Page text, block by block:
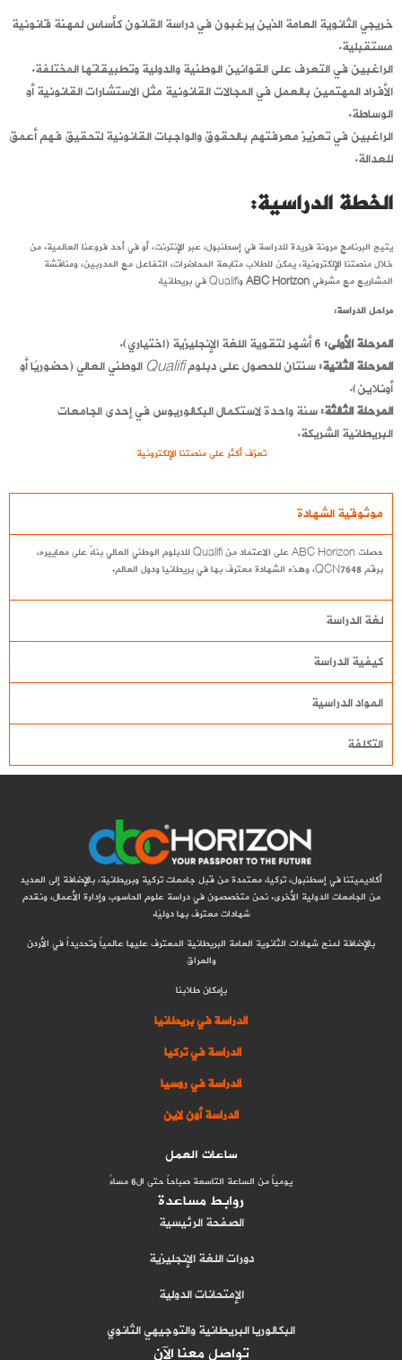
خريجي الثانوية العامة الذين يرغبون في دراسة القانون كأساس لمهنة قانونية
مستقبلية.
الراغبين في التعرف على القوانين الوطنية والدولية وتطبيقاتها المختلفة.
الأفراد المهتمين بالعمل في المجالات القانونية مثل الاستشارات القانونية أو
الوساطة.
الراغبين في تعزيز معرفتهم بالحقوق والواجبات القانونية لتحقيق فهم أعمق
للعدالة.
الخطة الدراسية:
يتيح البرنامج مرونة فريدة للدراسة في إسطنبول، عبر الإنترنت، أو في أحد فروعنا العالمية. من
خلال منصتنا الإلكترونية، يمكن للطلاب متابعة المحاضرات، التفاعل مع المدربين، ومناقشة
المشاريع مع مشرفيABC HorizonوQualifi في بريطانيا.
مراحل الدراسة:
المرحلة الأولى:
المرحلة الثانية:سنتان للحصول على دبلومQualifiالوطني العالي (حضوريًا أو
أونلاين).
المرحلة الثالثة:سنة واحدة لاستكمال البكالوريوس في إحدى الجامعات
البريطانية الشريكة.
تعرّف أكثر على منصتنا الإلكترونية
موثوقية الشهادة
حصلت ABC Horizon على الاعتماد من Qualifi للدبلوم الوطني العالي بناءً على معاييره،
برقم QCN7648، وهذه الشهادة معترف بها في بريطانيا ودول العالم.
لغة الدراسة
كيفية الدراسة
المواد الدراسية
التكلفة
أكاديميتنا في إسطنبول، تركيا، معتمدة من قبل جامعات تركية وبريطانية، بالإضافة إلى العديد
من الجامعات الدولية الأخرى. نحن متخصصون في دراسة علوم الحاسوب وإدارة الأعمال، ونقدم
شهادات معترف بها دوليًا.
بالإضافة لمنح شهادات الثانوية العامة البريطانية المعترف عليها عالمياً وتحديداً في الأردن
والعراق
بإمكان طلابنا
الدراسة في بريطانيا
الدراسة في تركيا
الدراسة في روسيا
الدراسة أون لاين
ساعات العمل
يومياً من الساعة التاسعة صباحاً حتى ال6 مساءً
روابط مساعدة
الصفحة الرئيسية
دورات اللغة الإنجليزية
الإمتحانات الدولية
البكالوريا البريطانية والتوجيهي الثانوي
تواصل معنا الآن